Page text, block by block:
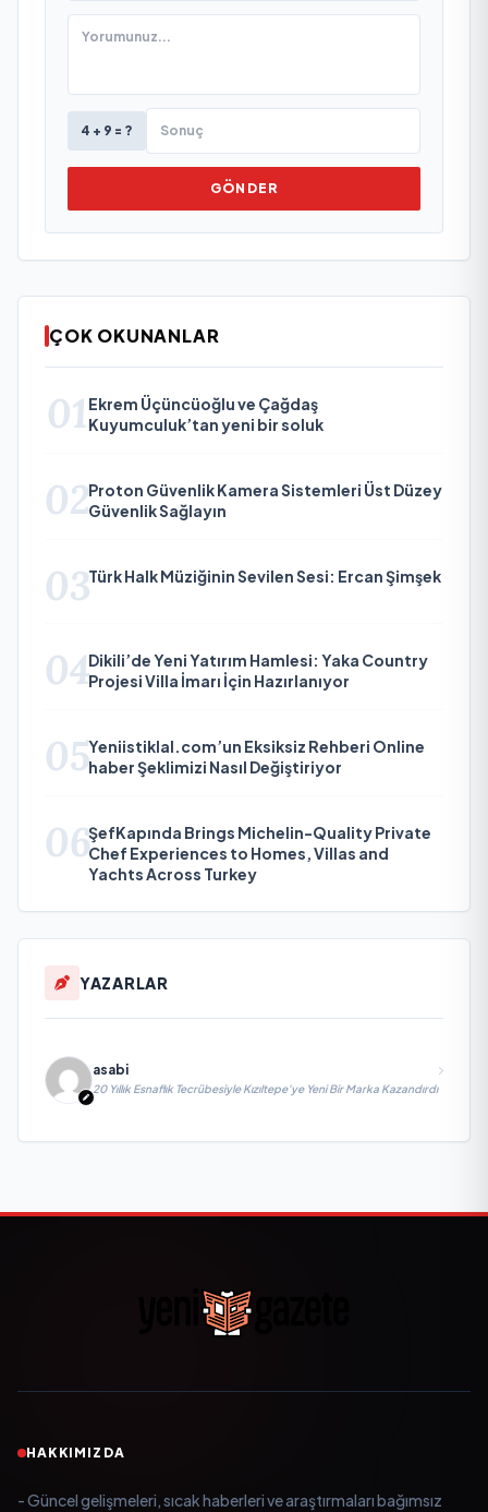
4 + 9 = ?
GÖNDER
ÇOK OKUNANLAR
01 Ekrem Üçüncüoğlu ve Çağdaş
Kuyumculuk’tan yeni bir soluk
02Proton Güvenlik Kamera Sistemleri Üst Düzey
Güvenlik Sağlayın
03Türk Halk Müziğinin Sevilen Sesi: Ercan Şimşek
04Dikili’de Yeni Yatırım Hamlesi: Yaka Country
Projesi Villa İmarı İçin Hazırlanıyor
05Yeniistiklal.com’un Eksiksiz Rehberi Online
haber Şeklimizi Nasıl Değiştiriyor
06ŞefKapında Brings Michelin-Quality Private
Chef Experiences to Homes, Villas and
Yachts Across Turkey
YAZARLAR
asabi
20 Yıllık Esnaflık Tecrübesiyle Kızıltepe'ye Yeni Bir Marka Kazandırdı
HAKKIMIZDA
- Güncel gelişmeleri, sıcak haberleri ve araştırmaları bağımsız